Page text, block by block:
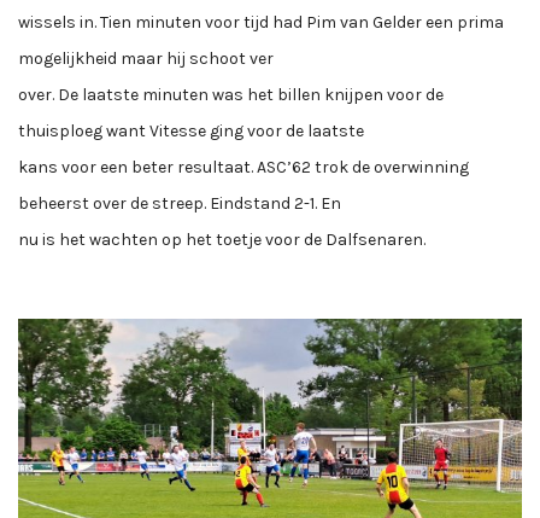
wissels in. Tien minuten voor tijd had Pim van Gelder een prima
mogelijkheid maar hij schoot ver
over. De laatste minuten was het billen knijpen voor de
thuisploeg want Vitesse ging voor de laatste
kans voor een beter resultaat. ASC’62 trok de overwinning
beheerst over de streep. Eindstand 2-1. En
nu is het wachten op het toetje voor de Dalfsenaren.